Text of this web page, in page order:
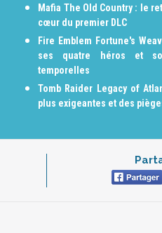
Mafia The Old Country : le
cœur du premier DLC
Fire Emblem Fortune's
ses quatre héros et
temporelles
Tomb Raider Legacy of
plus exigeantes et des